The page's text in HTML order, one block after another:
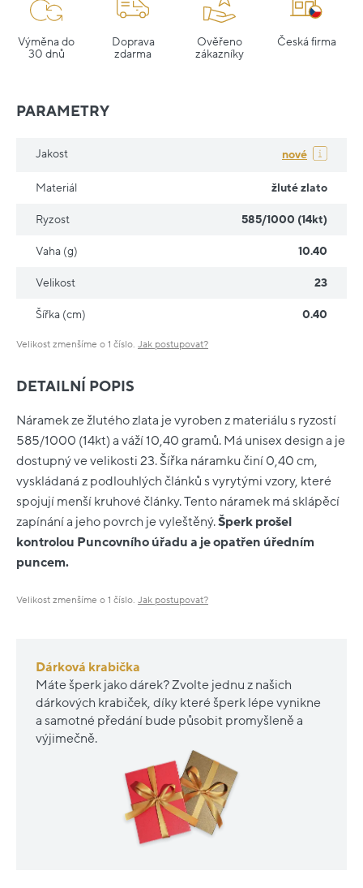
Výměna do
30 dnů
Doprava
zdarma
Ověřeno
zákazníky
Česká firma
DETAILNÍ POPIS
Náramek ze žlutého zlata je vyroben z materiálu s ryzostí
585/1000 (14kt) a váží 10,40 gramů. Má unisex design a je
dostupný ve velikosti 23. Šířka náramku činí 0,40 cm,
vyskládaná z podlouhlých článků s vyrytými vzory, které
spojují menší kruhové články. Tento náramek má sklápěcí
zapínání a jeho povrch je vyleštěný.Šperk prošel
kontrolou Puncovního úřadu a je opatřen úředním
puncem.
Velikost zmenšíme o 1 číslo. Jak postupovat?
Dárková krabička
Máte šperk jako dárek? Zvolte jednu z našich
dárkových krabiček, díky které šperk lépe vynikne
a samotné předání bude působit promyšleně a
výjimečně.
PARAMETRY
Jakost nové
Materiál žluté zlato
Ryzost 585/1000 (14kt)
Vaha (g) 10.40
Velikost 23
Šířka (cm) 0.40
Velikost zmenšíme o 1 číslo. Jak postupovat?